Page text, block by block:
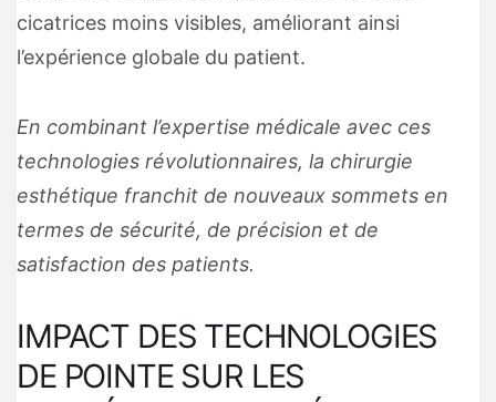
cicatrices moins visibles, améliorant ainsi
l’expérience globale du patient.
En combinant l’expertise médicale avec ces
technologies révolutionnaires, la chirurgie
esthétique franchit de nouveaux sommets en
termes de sécurité, de précision et de
satisfaction des patients.
IMPACT DES TECHNOLOGIES
DE POINTE SUR LES